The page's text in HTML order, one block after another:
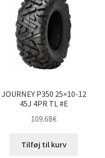
JOURNEY P350 25×10-12
45J 4PR TL #E
109.68€
Tilføj til kurv